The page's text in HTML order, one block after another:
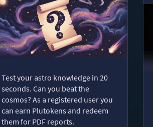
Test your astro knowledge in 20
seconds. Can you beat the
cosmos? As a registered user you
can earn Plutokens and redeem
them for PDF reports.